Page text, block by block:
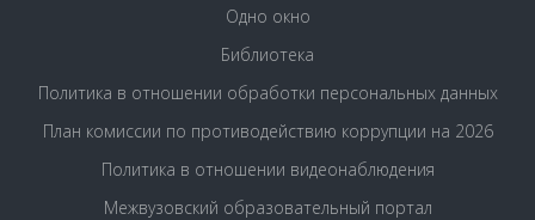
Одно окно
Библиотека
Политика в отношении обработки персональных данных
План комиссии по противодействию коррупции на 2026
Политика в отношении видеонаблюдения
Межвузовский образовательный портал